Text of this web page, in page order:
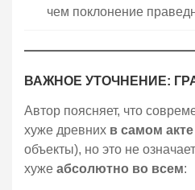
чем поклонение
ВАЖНОЕ УТОЧНЕНИЕ:
Автор поясняет, что
хуже древних в самом
объекты), но это не
хуже абсолютно во всем: